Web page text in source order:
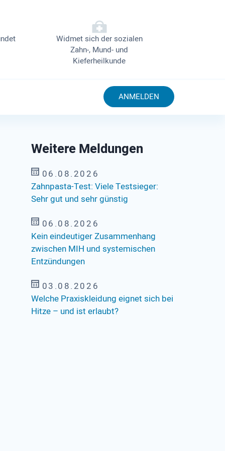
Widmet sich der sozialen
Zahn-, Mund- und
Kieferheilkunde
ANMELDEN
Weitere Meldungen
06.08.2026
Zahnpasta-Test: Viele Testsieger:
Sehr gut und sehr günstig
06.08.2026
Kein eindeutiger Zusammenhang
zwischen MIH und systemischen
Entzündungen
03.08.2026
Welche Praxiskleidung eignet sich bei
Hitze – und ist erlaubt?